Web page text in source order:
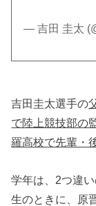
— 吉田 圭太
吉田圭太選手の
で陸上競技部の
羅高校で先輩・
学年は、2つ違
生のときに、原